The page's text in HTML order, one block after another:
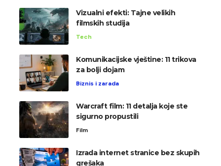
Vizualni efekti: Tajne velikih
filmskih studija
Tech
Komunikacijske vještine: 11 trikova
za bolji dojam
Biznis i zarada
Warcraft film: 11 detalja koje ste
sigurno propustili
Film
Izrada internet stranice bez skupih
grešaka